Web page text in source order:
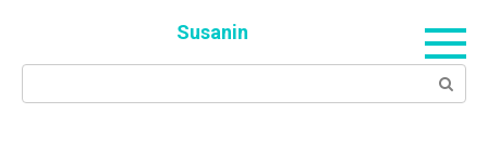
Susanin
Search: